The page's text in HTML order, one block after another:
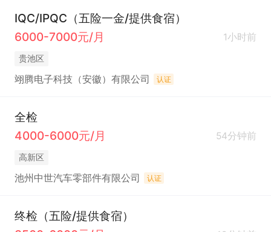
IQC/IPQC（五险一金/提供食宿）
6000-7000元/月
1小时前
贵池区
翊腾电子科技（安徽）有限公司 认证
全检
4000-6000元/月
54分钟前
高新区
池州中世汽车零部件有限公司 认证
终检（五险/提供食宿）